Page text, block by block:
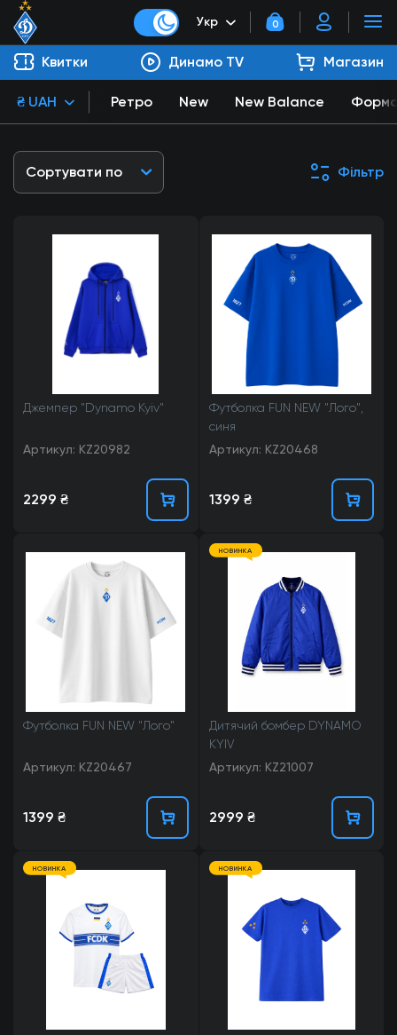
Укр 0
Квитки Динамо TV Магазин
Ретро New New Balance
₴ UAH
Сортувати по Фільтр
Джемпер "Dynamo Kyiv"
Артикул: KZ20982
2299 ₴
Футболка FUN NEW "Лого",
синя
Артикул: KZ20468
1399 ₴
Футболка FUN NEW "Лого"
Артикул: KZ20467
1399 ₴
НОВИНКА
Дитячий бомбер DYNAMO
KYIV
Артикул: KZ21007
2999 ₴
НОВИНКА НОВИНКА